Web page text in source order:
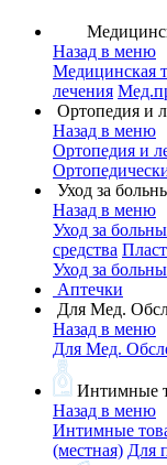
Назад в меню
Медицинская
лечения
Ортопедия и
Назад в меню
Ортопедия и
Уход за
Назад в меню
Уход за
средства
Уход за
Аптечки
Для Мед.
Назад в меню
Для Мед.
Интимные
Назад в меню
Интимные
(местная) Для